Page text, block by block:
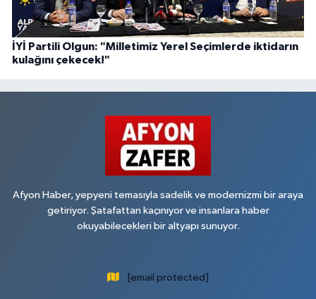
İYİ Partili Olgun: "Milletimiz Yerel Seçimlerde iktidarın
kulağını çekecek!"
Afyon Haber, yepyeni temasıyla sadelik ve modernizmi bir araya
getiriyor. Şatafattan kaçınıyor ve insanlara haber
okuyabilecekleri bir altyapı sunuyor.
[email protected]